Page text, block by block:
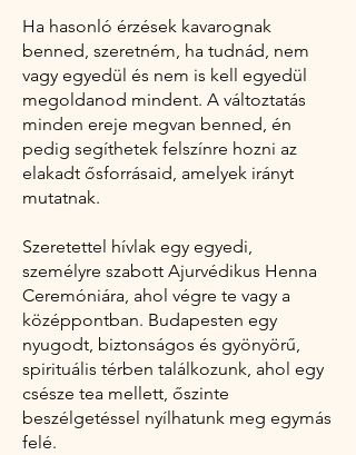
Ha hasonló érzések kavarognak
benned, szeretném, ha tudnád, nem
vagy egyedül és nem is kell egyedül
megoldanod mindent. A változtatás
minden ereje megvan benned, én
pedig segíthetek felszínre hozni az
elakadt ősforrásaid, amelyek irányt
mutatnak.
Szeretettel hívlak egy egyedi,
személyre szabott Ajurvédikus Henna
Ceremóniára, ahol végre te vagy a
középpontban. Budapesten egy
nyugodt, biztonságos és gyönyörű,
spirituális térben találkozunk, ahol egy
csésze tea mellett, őszinte
beszélgetéssel nyílhatunk meg egymás
felé.